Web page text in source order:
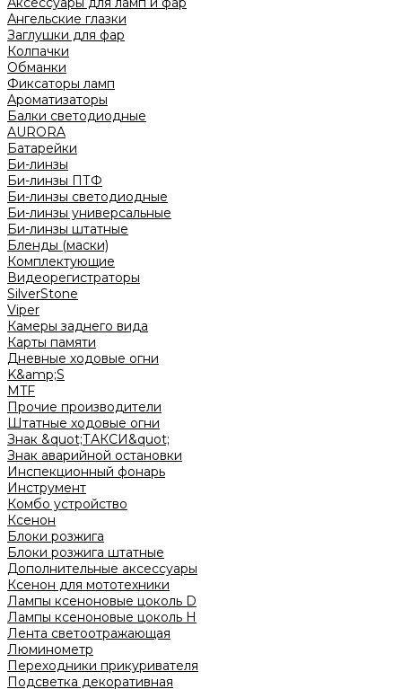
Ангельские глазки
Заглушки для фар
Колпачки
Обманки
Фиксаторы ламп
Ароматизаторы
Балки светодиодные
AURORA
Батарейки
Би-линзы
Би-линзы ПТФ
Би-линзы светодиодные
Би-линзы универсальные
Би-линзы штатные
Бленды (маски)
Комплектующие
Видеорегистраторы
SilverStone
Viper
Камеры заднего вида
Карты памяти
Дневные ходовые огни
K&amp;S
MTF
Прочие производители
Штатные ходовые огни
Знак &quot;ТАКСИ&quot;
Знак аварийной остановки
Инспекционный фонарь
Инструмент
Комбо устройство
Ксенон
Блоки розжига
Блоки розжига штатные
Дополнительные аксессуары
Ксенон для мототехники
Лампы ксеноновые цоколь D
Лампы ксеноновые цоколь H
Лента светоотражающая
Люминометр
Переходники прикуривателя
Подсветка декоративная